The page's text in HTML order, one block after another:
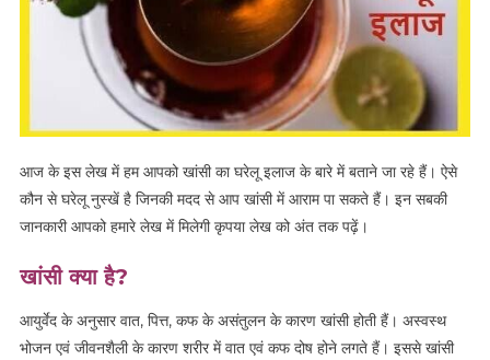
आज के इस लेख में हम आपको खांसी का घरेलू इलाज के बारे में बताने जा रहे हैं। ऐसे
कौन से घरेलू नुस्खें है जिनकी मदद से आप खांसी में आराम पा सकते हैं। इन सबकी
जानकारी आपको हमारे लेख में मिलेगी कृपया लेख को अंत तक पढ़ें।
खांसी क्या है?
आयुर्वेद के अनुसार वात, पित्त, कफ के असंतुलन के कारण खांसी होती हैं। अस्वस्थ
भोजन एवं जीवनशैली के कारण शरीर में वात एवं कफ दोष होने लगते हैं। इससे खांसी